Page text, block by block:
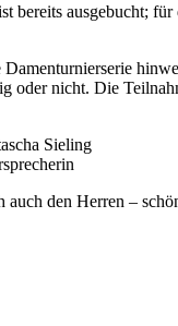
bereits ausgebucht;
oder nicht. Die
den Herren –